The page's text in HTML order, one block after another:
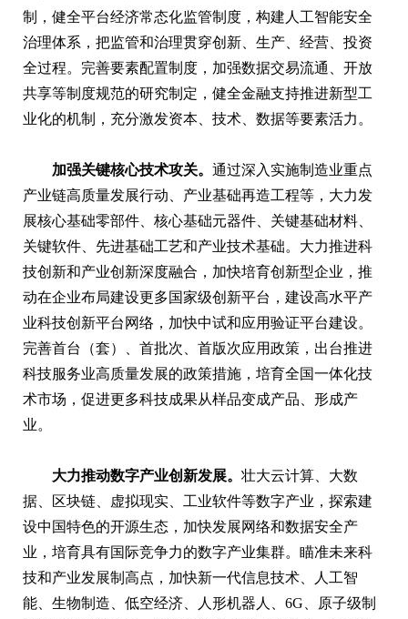
制，健全平台经济常态化监管制度，构建人工智能安全
治理体系，把监管和治理贯穿创新、生产、经营、投资
全过程。完善要素配置制度，加强数据交易流通、开放
共享等制度规范的研究制定，健全金融支持推进新型工
业化的机制，充分激发资本、技术、数据等要素活力。
加强关键核心技术攻关。 通过深入实施制造业重点
产业链高质量发展行动、产业基础再造工程等，大力发
展核心基础零部件、核心基础元器件、关键基础材料、
关键软件、先进基础工艺和产业技术基础。大力推进科
技创新和产业创新深度融合，加快培育创新型企业，推
动在企业布局建设更多国家级创新平台，建设高水平产
业科技创新平台网络，加快中试和应用验证平台建设。
完善首台（套）、首批次、首版次应用政策，出台推进
科技服务业高质量发展的政策措施，培育全国一体化技
术市场，促进更多科技成果从样品变成产品、形成产
业。
大力推动数字产业创新发展。 壮大云计算、大数
据、区块链、虚拟现实、工业软件等数字产业，探索建
设中国特色的开源生态，加快发展网络和数据安全产
业，培育具有国际竞争力的数字产业集群。瞄准未来科
技和产业发展制高点，加快新一代信息技术、人工智
能、生物制造、低空经济、人形机器人、6G、原子级制